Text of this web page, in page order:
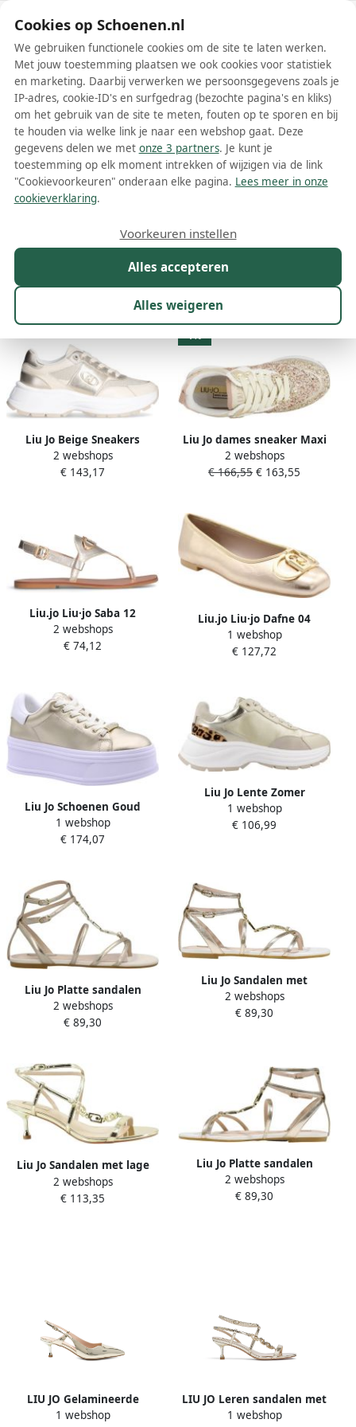
Schoenen.nl
Wis filters Alle filters
Gouden Liu Jo damesschoenen
Meer lezen
Kleur 1
19 resultaten:
Liu Jo Beige Sneakers
Stijlvol Comfortabel Casual
Uitjes
2 webshops
€ 143,17
1%
Liu Jo dames sneaker Maxi
Wonder 01 goud koper
2 webshops
€ 166,55 € 163,55
Liu.jo Liu·jo Saba 12
Sandalen Goud Vrouw
2 webshops
€ 74,12
Liu.jo Liu·jo Dafne 04
Ballerina´s Goud Vrouw
1 webshop
€ 127,72
Liu Jo Schoenen Goud
Vrouwen
1 webshop
€ 174,07
Liu Jo Lente Zomer
Damessneakers Yellow
Dames
1 webshop
€ 106,99
Liu Jo Platte sandalen
SANDY 09 SANDAL
SA6123EX029
2 webshops
€ 89,30
Liu Jo Sandalen met
enkelbandje en
polyurethaan finish
2 webshops
€ 89,30
Liu Jo Sandalen met lage
hak en logo met juwelen
2 webshops
€ 113,35
Liu Jo Platte sandalen
SANDY 09 SANDAL
SA6123EX029
2 webshops
€ 89,30
LIU JO Gelamineerde
spiegelende slingbacks
1 webshop
LIU JO Leren sandalen met
logoketting Goud
1 webshop
Cookies op Schoenen.nl
We gebruiken functionele cookies om de site te laten werken.
Met jouw toestemming plaatsen we ook cookies voor statistiek
en marketing. Daarbij verwerken we persoonsgegevens zoals je
IP-adres, cookie-ID's en surfgedrag (bezochte pagina's en kliks)
om het gebruik van de site te meten, fouten op te sporen en bij
te houden via welke link je naar een webshop gaat. Deze
gegevens delen we met onze 3 partners. Je kunt je
toestemming op elk moment intrekken of wijzigen via de link
"Cookievoorkeuren" onderaan elke pagina. Lees meer in onze
cookieverklaring.
Alles accepteren
Alles weigeren
Voorkeuren instellen